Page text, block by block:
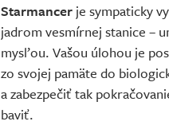
Starmancer je sympaticky
jadrom vesmírnej stanice –
mysľou. Vašou úlohou je
zo svojej pamäte do
a zabezpečiť tak
baviť.